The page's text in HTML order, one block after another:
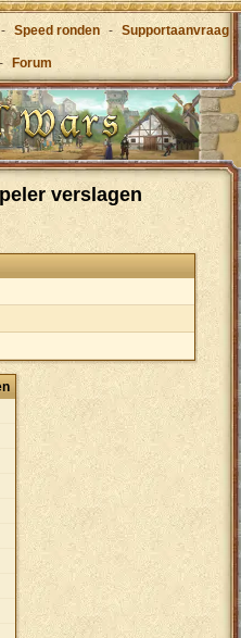
- Speed ronden - Supportaanvraag
- Forum
verslagen